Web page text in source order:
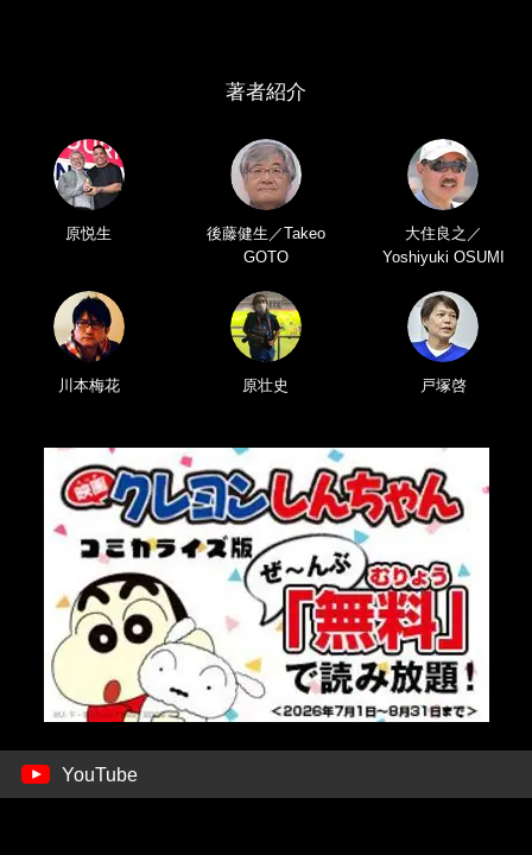
著者紹介
原悦生
後藤健生／Takeo
GOTO
大住良之／
Yoshiyuki OSUMI
川本梅花 原壮史 戸塚啓
YouTube